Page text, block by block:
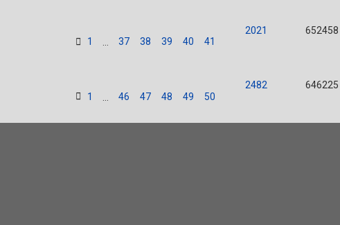
1 37 38 39 40 41
2021 652458
1 46 47 48 49 50
2482 646225